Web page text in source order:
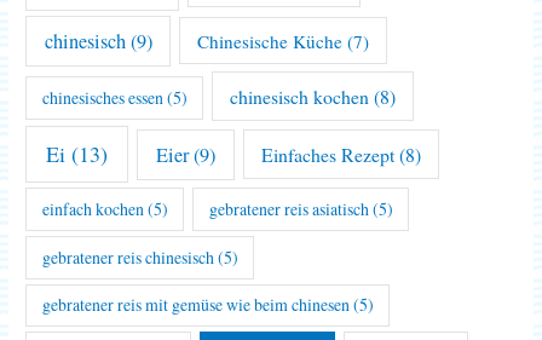
chinesisch(9) Chinesische Küche (7)
chinesisches essen(5) chinesisch kochen (8)
Ei (13) Eier(9) Einfaches Rezept(8)
einfach kochen (5) gebratener reis asiatisch (5)
gebratener reis chinesisch (5)
gebratener reis mit gemüse wie beim chinesen(5)